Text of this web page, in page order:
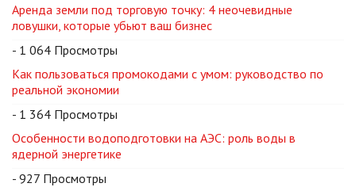
Аренда земли под торговую точку: 4 неочевидные
ловушки, которые убьют ваш бизнес
- 1 064 Просмотры
Как пользоваться промокодами с умом: руководство по
реальной экономии
- 1 364 Просмотры
Особенности водоподготовки на АЭС: роль воды в
ядерной энергетике
- 927 Просмотры